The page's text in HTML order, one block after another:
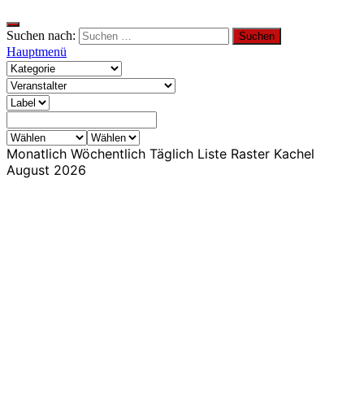
Suchen nach:
Hauptmenü
Monatlich Wöchentlich Täglich Liste Raster Kachel
August 2026